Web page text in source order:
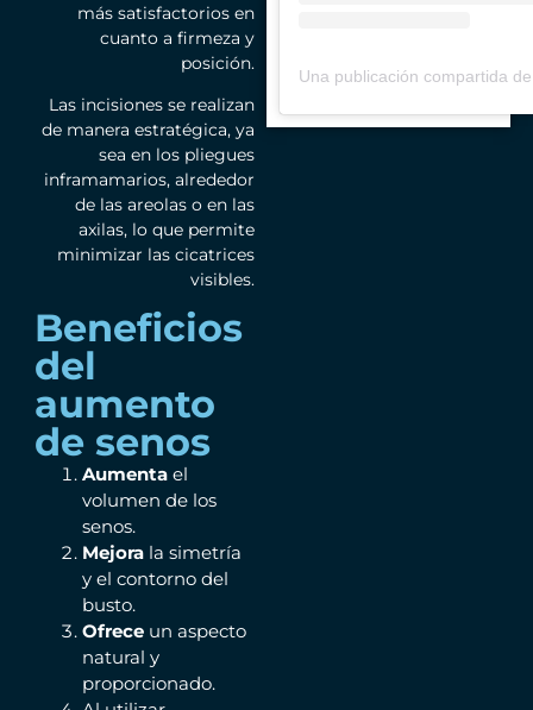
más satisfactorios en
cuanto a firmeza y
posición.
Las incisiones se realizan
de manera estratégica, ya
sea en los pliegues
inframamarios, alrededor
de las areolas o en las
axilas, lo que permite
minimizar las cicatrices
visibles.
Beneficios
del
aumento
de senos
Aumentael
volumen de los
senos.
Mejorala simetría
y el contorno del
busto.
Ofreceun aspecto
natural y
proporcionado.